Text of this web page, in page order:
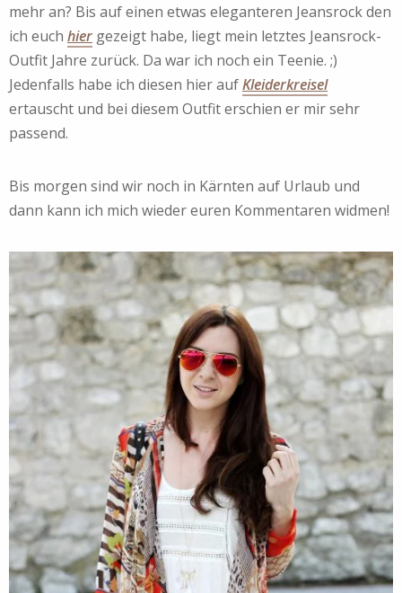
mehr an? Bis auf einen etwas eleganteren Jeansrock den
ich euch hier gezeigt habe, liegt mein letztes Jeansrock-
Outfit Jahre zurück. Da war ich noch ein Teenie. ;)
Jedenfalls habe ich diesen hier aufKleiderkreisel
ertauscht und bei diesem Outfit erschien er mir sehr
passend.
Bis morgen sind wir noch in Kärnten auf Urlaub und
dann kann ich mich wieder euren Kommentaren widmen!